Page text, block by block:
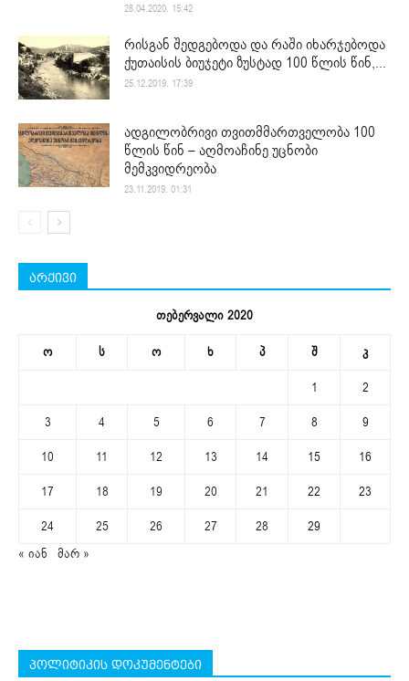
28.04.2020. 15:42
რისგან შედგებოდა და რაში იხარჯებოდა
ქუთაისის ბიუჯეტი ზუსტად 100 წლის წინ,...
25.12.2019. 17:39
ადგილობრივი თვითმმართველობა 100
წლის წინ – აღმოაჩინე უცნობი
მემკვიდრეობა
23.11.2019. 01:31
არქივი
თებერვალი 2020
ო ს ო ხ პ შ კ
1
2
3
4 5 6 7 8
9
10
11 12 13 14 15
16
17
18 19 20 21 22
23
24
25 26 27 28
29
« იან
მარ »
პოლიტიკის დოკუმენტები